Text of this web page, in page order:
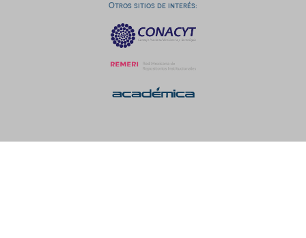
Otros sitios de interés: